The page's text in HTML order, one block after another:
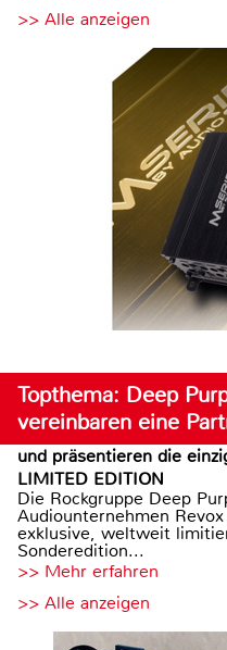
>> Alle anzeigen
Topthema: Deep
vereinbaren eine
und präsentieren die
LIMITED EDITION
Die Rockgruppe Deep
Audiounternehmen
exklusive, weltweit
Sonderedition...
>> Mehr erfahren
>> Alle anzeigen